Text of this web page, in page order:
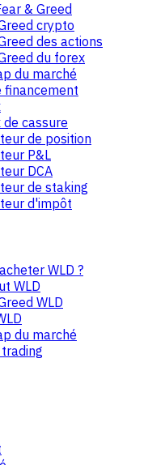
& Greed
crypto
des actions
du forex
du marché
financement
de cassure
de position
P&L
DCA
de staking
d'impôt
WLD ?
WLD
WLD
du marché